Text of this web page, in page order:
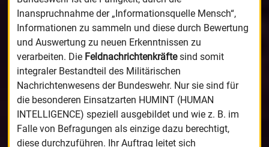
Inanspruchnahme der „Informationsquelle Mensch“,
Informationen zu sammeln und diese durch Bewertung
und Auswertung zu neuen Erkenntnissen zu
verarbeiten. Die Feldnachrichtenkräftesind somit
integraler Bestandteil des Militärischen
Nachrichtenwesens der Bundeswehr. Nur sie sind für
die besonderen Einsatzarten HUMINT (HUMAN
INTELLIGENCE) speziell ausgebildet und wie z. B. im
Falle von Befragungen als einzige dazu berechtigt,
diese durchzuführen. Ihr Auftrag leitet sich